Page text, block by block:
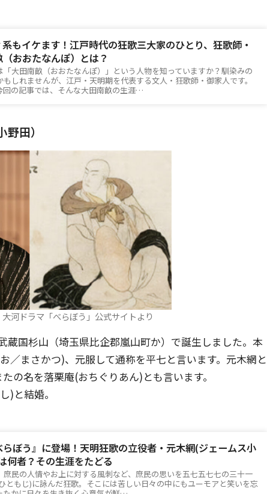
もイケます！江戸時代の狂歌三大家のひとり、狂歌師・
おおたなんぽ）とは？
「大田南畝（おおたなんぽ）」という人物を知っていますか？馴染みの
もしれませんが、江戸・天明期を代表する文人・狂歌師・御家人です。
回の記事では、そんな大田南畝の生涯…
田）
大河ドラマ「べらぼう」公式サイトより
蔵国杉山（埼玉県比企郡嵐山町か）で誕生しました。本
／まさかつ)、元服して通称を平七と言います。元木網と
の名を落栗庵(おちぐりあん)とも言います。
)と結婚。
らぼう』に登場！天明狂歌の立役者・元木網(ジェームス小
何者？その生涯をたどる
庶民の人情やお上に対する風刺など、庶民の思いを五七五七七の三十一
ともじ)に詠んだ狂歌。そこには苦しい日々の中にもユーモアと笑いを忘